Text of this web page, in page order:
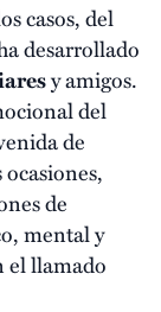
casos, del
desarrollado
y amigos.
del
de
de
mental y
el llamado